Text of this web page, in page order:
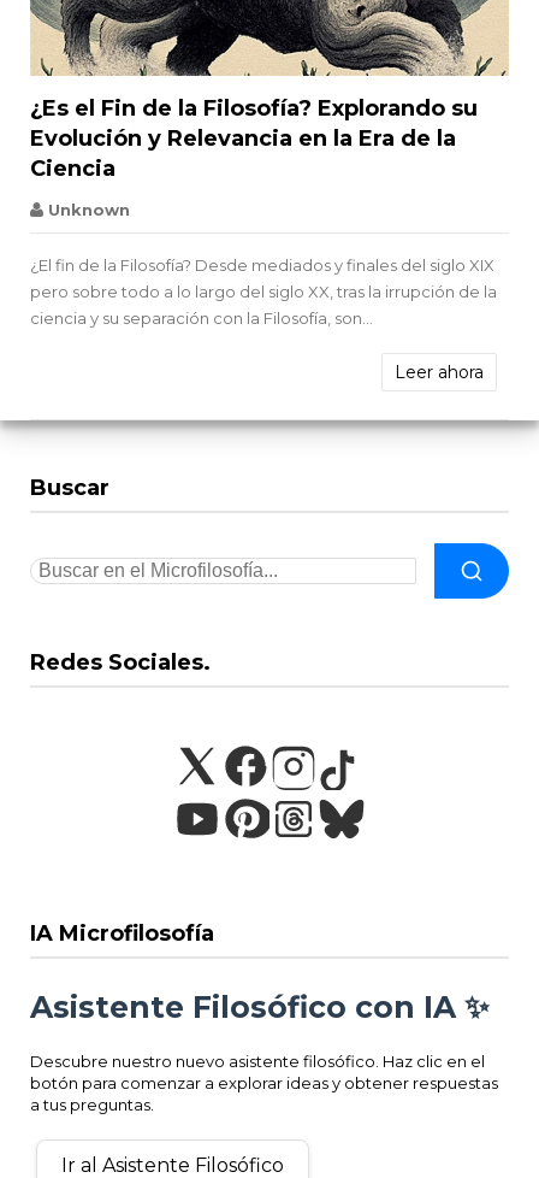
 
¿Es el Fin de la Filosofía? Explorando su
Evolución y Relevancia en la Era de la
Ciencia
Unknown
¿El fin de la Filosofía? Desde mediados y finales del siglo XIX
pero sobre todo a lo largo del siglo XX, tras la irrupción de la
ciencia y su separación con la Filosofía, son...
Leer ahora
Buscar
Redes Sociales.
IA Microfilosofía
Asistente Filosófico con IA ✨
Descubre nuestro nuevo asistente filosófico. Haz clic en el
botón para comenzar a explorar ideas y obtener respuestas
a tus preguntas.
Ir al Asistente Filosófico